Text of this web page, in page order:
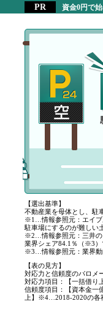
資金0円で
【選出基準】
不動産業を母体とし、駐
※1…情報参照元：エイブ
駐車場にするのが難しい
※2…情報参照元：三井の
業界シェア84.1％（※3）
※3…情報参照元：業界動
【表の見方】
対応力と信頼度のバロメ
対応力項目：【一括借り
信頼度項目：【資本金一
上】※4…2018-2020の各